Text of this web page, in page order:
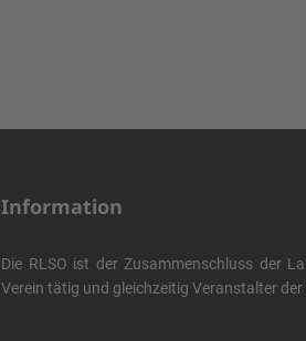
Information
Die RLSO ist der Zusammenschluss der
Verein tätig und gleichzeitig Veranstalter